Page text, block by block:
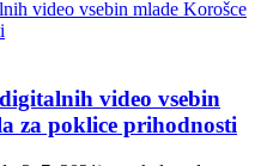
video vsebin
za poklice prihodnosti